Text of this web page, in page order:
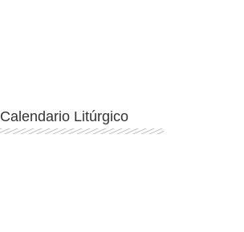
Calendario Litúrgico